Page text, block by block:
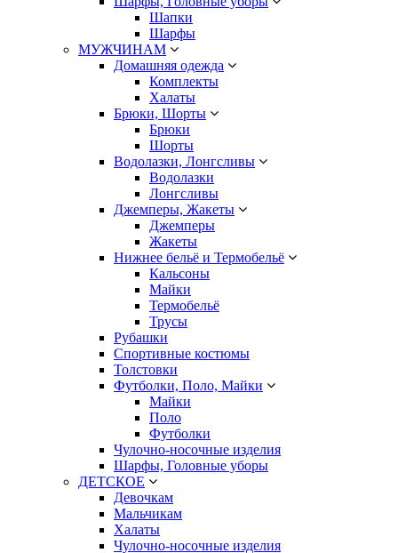
Шапки
Шарфы
МУЖЧИНАМ
Домашняя одежда
Комплекты
Халаты
Брюки, Шорты
Брюки
Шорты
Водолазки, Лонгсливы
Водолазки
Лонгсливы
Джемперы, Жакеты
Джемперы
Жакеты
Нижнее бельё и Термобельё
Кальсоны
Майки
Термобельё
Трусы
Рубашки
Спортивные костюмы
Толстовки
Футболки, Поло, Майки
Майки
Поло
Футболки
Чулочно-носочные изделия
Шарфы, Головные уборы
ДЕТСКОЕ
Девочкам
Мальчикам
Халаты
Чулочно-носочные изделия